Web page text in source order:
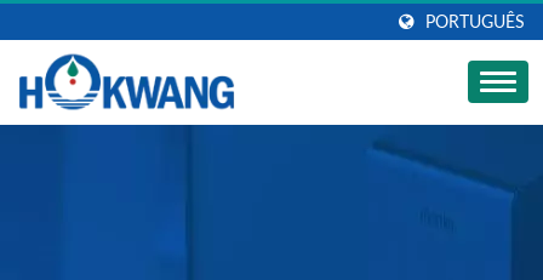
PORTUGUÊS